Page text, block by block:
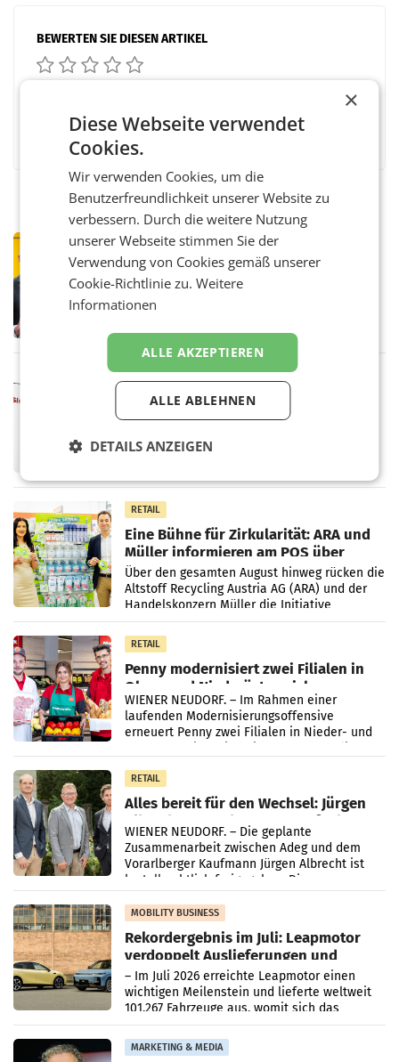
BEWERTEN SIE DIESEN ARTIKEL
FacebookTwitterMessengerWhatsAppLinkedInXING Teilen
PRIMENEWS
Österreichische Post: Umsatzplus im
ersten Halbjahr trotz schwachem
Briefgeschäft
WIEN Die Österreichische Post AG hat im
von 1.544,0 Mio. EUR erwirtschaftet, was
einem Plus von 3,8 Prozent gegenüber dem
MARKETING & MEDIA
ProSiebenSat.1 spart und macht
überraschend viel Gewinn
Fernsehkonzern ProSiebenSat.1 hat im
wieder Gewinn gemacht und die
RETAIL
Eine Bühne für Zirkularität: ARA und
Müller informieren am POS über
Kreislauffähigkeit
Über den gesamten August hinweg rücken die
Altstoff Recycling Austria AG (ARA) und der
Handelskonzern Müller die Initiative
„Kreislauf-Helden“ in allen österreichischen
Müller-Filialen
RETAIL
Penny modernisiert zwei Filialen in
Ober- und Niederösterreich
WIENER NEUDORF. – Im Rahmen einer
laufenden Modernisierungsoffensive
erneuert Penny zwei Filialen in Nieder- und
RETAIL
Alles bereit für den Wechsel: Jürgen
Albrecht setzt ab 1.1.2027 auf Adeg
WIENER NEUDORF. – Die geplante
Zusammenarbeit zwischen Adeg und dem
Vorarlberger Kaufmann Jürgen Albrecht ist
kartellrechtlich freigegeben: Die
Bundeswettbewerbsbehörde und der
Bundeskartellanwalt
MOBILITY BUSINESS
Rekordergebnis im Juli: Leapmotor
verdoppelt Auslieferungen und
überschreitet die 100.000er-Marke
– Im Juli 2026 erreichte Leapmotor einen
wichtigen Meilenstein und lieferte weltweit
101.267 Fahrzeuge aus, womit sich das
Ergebnis gegenüber Juli 2025 mehr als
verdoppelte (+102
MARKETING & MEDIA
×
Diese Webseite verwendet
Cookies.
Wir verwenden Cookies, um die
Benutzerfreundlichkeit unserer Website zu
verbessern. Durch die weitere Nutzung
unserer Webseite stimmen Sie der
Verwendung von Cookies gemäß unserer
Cookie-Richtlinie zu.Weitere
Informationen
ALLE AKZEPTIEREN
ALLE ABLEHNEN
DETAILS ANZEIGEN